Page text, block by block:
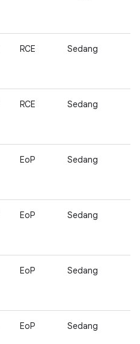
RCE Sedang
RCE Sedang
EoP Sedang
EoP Sedang
EoP Sedang
EoP Sedang